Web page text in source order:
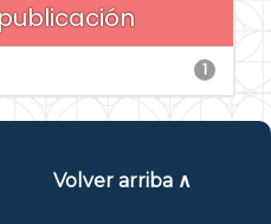
1
Volver arriba ∧